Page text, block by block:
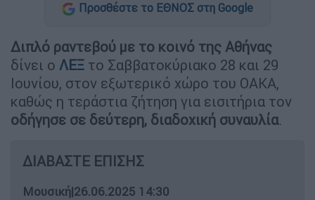
Προσθέστε το ΕΘΝΟΣ στη Google
Διπλό ραντεβού με το κοινό της Αθήνας
δίνει ο ΛΕΞ το Σαββατοκύριακο 28 και 29
Ιουνίου, στον εξωτερικό χώρο του ΟΑΚΑ,
καθώς η τεράστια ζήτηση για εισιτήρια τον
οδήγησε σε δεύτερη, διαδοχική συναυλία.
ΔΙΑΒΑΣΤΕ ΕΠΙΣΗΣ
Μουσική|26.06.2025 14:30